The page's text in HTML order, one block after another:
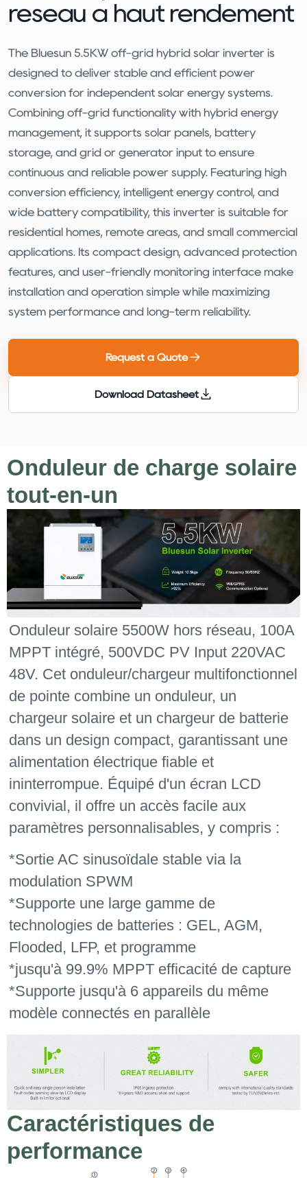
réseau à haut rendement
The Bluesun 5.5KW off-grid hybrid solar inverter is
designed to deliver stable and efficient power
conversion for independent solar energy systems.
Combining off-grid functionality with hybrid energy
management, it supports solar panels, battery
storage, and grid or generator input to ensure
continuous and reliable power supply. Featuring high
conversion efficiency, intelligent energy control, and
wide battery compatibility, this inverter is suitable for
residential homes, remote areas, and small commercial
applications. Its compact design, advanced protection
features, and user-friendly monitoring interface make
installation and operation simple while maximizing
system performance and long-term reliability.
Request a Quote
Download Datasheet
Onduleur de charge solaire
tout-en-un
Onduleur solaire 5500W hors réseau, 100A
MPPT intégré, 500VDC PV Input 220VAC
48V. Cet onduleur/chargeur multifonctionnel
de pointe combine un onduleur, un
chargeur solaire et un chargeur de batterie
dans un design compact, garantissant une
alimentation électrique fiable et
ininterrompue. Équipé d'un écran LCD
convivial, il offre un accès facile aux
paramètres personnalisables, y compris :
*Sortie AC sinusoïdale stable via la
modulation SPWM
*Supporte une large gamme de
technologies de batteries : GEL, AGM,
Flooded, LFP, et programme
*jusqu'à 99.9% MPPT efficacité de capture
*Supporte jusqu'à 6 appareils du même
modèle connectés en parallèle
Caractéristiques de
performance